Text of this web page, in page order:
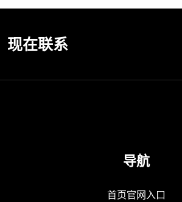
现在联系
导航
首页官网入口